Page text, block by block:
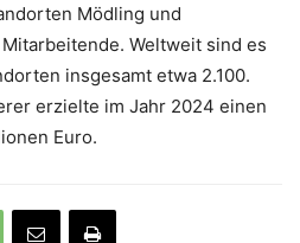
Mödling und
Weltweit sind es
insgesamt etwa 2.100.
erzielte im Jahr 2024 einen
Euro.